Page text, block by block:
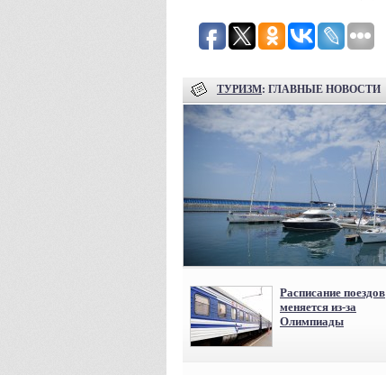
ТУРИЗМ: ГЛАВНЫЕ НОВОСТИ
Расписание поездов
меняется из-за
Олимпиады